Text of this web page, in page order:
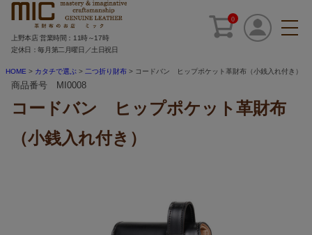
0
上野本店 営業時間：11時～17時
定休日：毎月第二月曜日／土日祝日
HOME カタチで選ぶ 二つ折り財布 コードバン ヒップポケット革財布（小銭入れ付き）
商品番号 MI0008
コードバン ヒップポケット革財布
（小銭入れ付き）